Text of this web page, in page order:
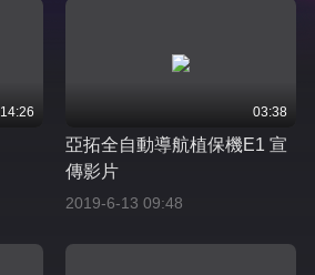
14:26 03:38
亞拓全自動導航植保機E1 宣
傳影片
2019-6-13 09:48